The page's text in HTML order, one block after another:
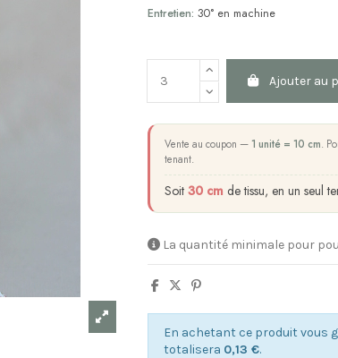
Entretien: 30° en machine
Ajouter au
Vente au coupon —1 unité = 10 cm.
tenant.
Soit 30 cm de tissu, en un seul
La quantité minimale pour
En achetant ce produit vous
totalisera 0,13 €.